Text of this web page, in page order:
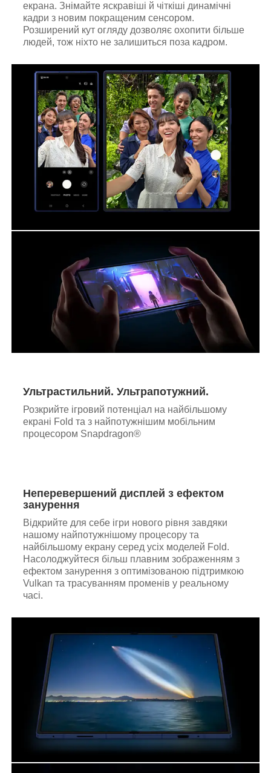
екрана. Знімайте яскравіші й чіткіші динамічні
кадри з новим покращеним сенсором.
Розширений кут огляду дозволяє охопити більше
людей, тож ніхто не залишиться поза кадром.
Ультрастильний. Ультрапотужний.
Розкрийте ігровий потенціал на найбільшому
екрані Fold та з найпотужнішим мобільним
процесором Snapdragon®
Неперевершений дисплей з ефектом
занурення
Відкрийте для себе ігри нового рівня завдяки
нашому найпотужнішому процесору та
найбільшому екрану серед усіх моделей Fold.
Насолоджуйтеся більш плавним зображенням з
ефектом занурення з оптимізованою підтримкою
Vulkan та трасуванням променів у реальному
часі.